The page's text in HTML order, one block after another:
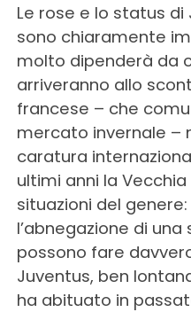
Le rose e lo status
sono chiaramente
molto dipenderà da
arriveranno allo
francese – che
mercato invernale –
caratura
ultimi anni la
situazioni del genere:
l’abnegazione di
possono fare
Juventus, ben
ha abituato in